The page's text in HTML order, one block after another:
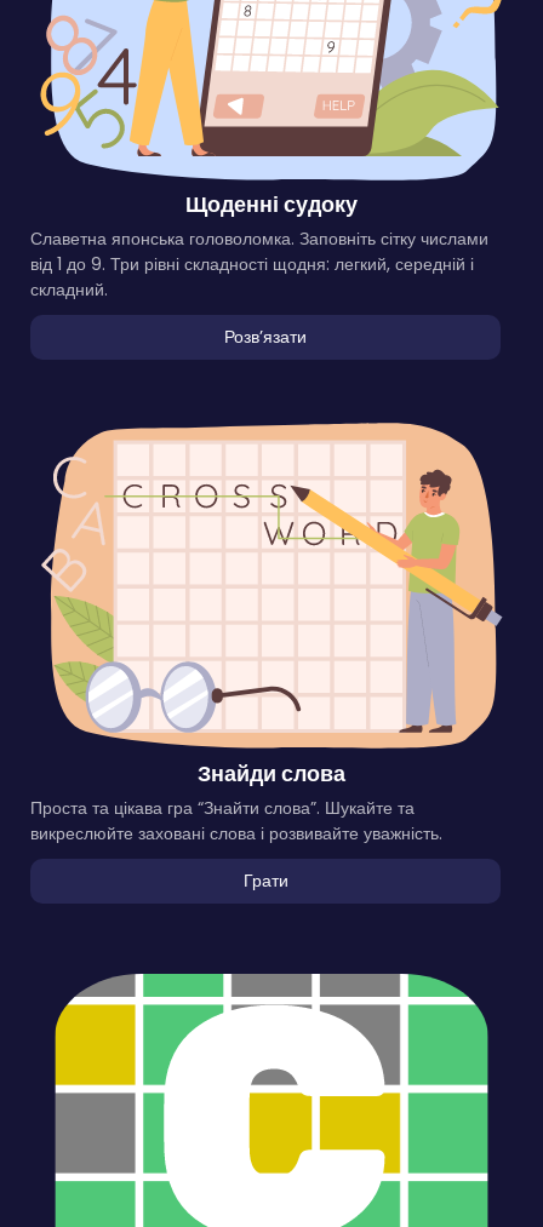
Щоденні судоку
Славетна японська головоломка. Заповніть сітку числами
від 1 до 9. Три рівні складності щодня: легкий, середній і
складний.
Розвʼязати
Знайди слова
Проста та цікава гра “Знайти слова”. Шукайте та
викреслюйте заховані слова і розвивайте уважність.
Грати